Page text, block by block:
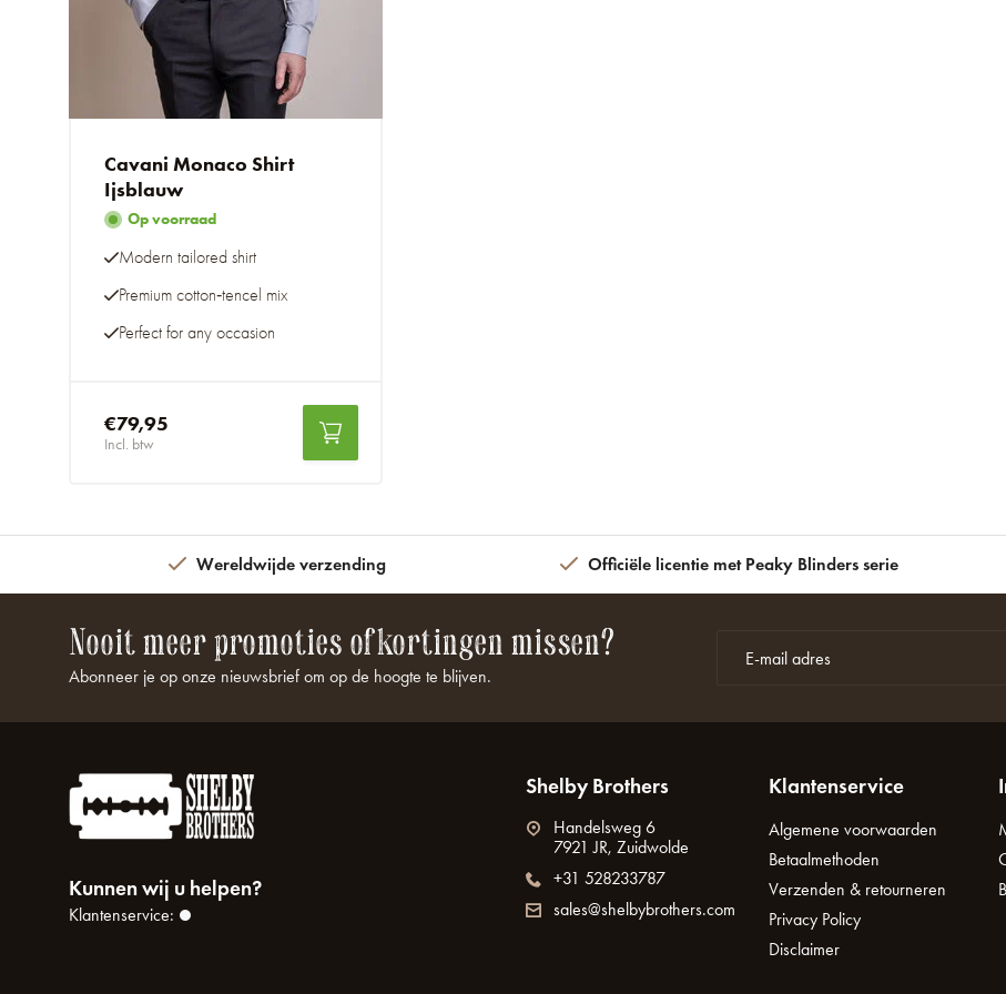
Cavani Monaco Shirt
Ijsblauw
Op voorraad
Modern tailored shirt
Premium cotton‑tencel mix
Perfect for any occasion
€79,95
Incl. btw
Wereldwijde verzending Officiële licentie met Peaky Blinders serie
Nooit meer promoties of kortingen missen?
Abonneer je op onze nieuwsbrief om op de hoogte te blijven.
Kunnen wij u helpen?
Klantenservice:
Shelby Brothers
Handelsweg 6
7921 JR, Zuidwolde
+31 528233787
sales@shelbybrothers.com
Klantenservice
Algemene voorwaarden
Betaalmethoden
Verzenden & retourneren
Privacy Policy
Disclaimer